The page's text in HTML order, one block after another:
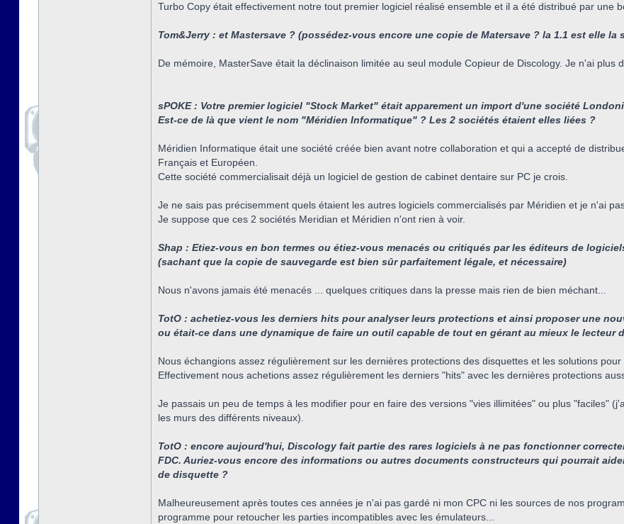
Turbo Copy était effectivement notre tout premier logiciel réalisé ensemble et il a été distribué par une
Tom&Jerry : et Mastersave ? (possédez-vous encore une copie de Matersave ? la 1.1 est elle la
De mémoire, MasterSave était la déclinaison limitée au seul module Copieur de Discology. Je n'ai plus
sPOKE : Votre premier logiciel "Stock Market" était apparement un import d'une société
Est-ce de là que vient le nom "Méridien Informatique" ? Les 2 sociétés étaient elles liées ?
Méridien Informatique était une société créée bien avant notre collaboration et qui a accepté de
Français et Européen.
Cette société commercialisait déjà un logiciel de gestion de cabinet dentaire sur PC je crois.
Je ne sais pas précisemment quels étaient les autres logiciels commercialisés par Méridien et je n'ai
Je suppose que ces 2 sociétés Meridian et Méridien n'ont rien à voir.
Shap : Etiez-vous en bon termes ou étiez-vous menacés ou critiqués par les éditeurs de
(sachant que la copie de sauvegarde est bien sûr parfaitement légale, et nécessaire)
Nous n'avons jamais été menacés ... quelques critiques dans la presse mais rien de bien méchant...
TotO : achetiez-vous les derniers hits pour analyser leurs protections et ainsi proposer une
ou était-ce dans une dynamique de faire un outil capable de tout en gérant au mieux le lecteur
Nous échangions assez régulièrement sur les dernières protections des disquettes et les solutions pour
Effectivement nous achetions assez régulièrement les derniers "hits" avec les dernières protections
Je passais un peu de temps à les modifier pour en faire des versions "vies illimitées" ou plus "faciles"
les murs des différents niveaux).
TotO : encore aujourd'hui, Discology fait partie des rares logiciels à ne pas fonctionner
FDC. Auriez-vous encore des informations ou autres documents constructeurs qui pourrait
de disquette ?
Malheureusement après toutes ces années je n'ai pas gardé ni mon CPC ni les sources de nos
programme pour retoucher les parties incompatibles avec les émulateurs...